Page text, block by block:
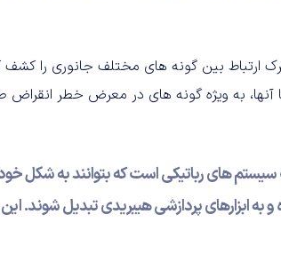
ارتباط بین گونه های مختلف جانوری را
به ویژه گونه های در معرض خطر انقراض
های رباتیکی است که بتوانند به شکل
و به ابزارهای پردازشی هیبریدی تبدیل شوند.